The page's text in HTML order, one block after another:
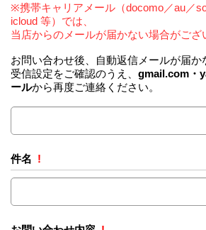
※携帯キャリアメール（docomo／au／
icloud 等）では、
当店からのメールが届かない場合がござ
お問い合わせ後、自動返信メールが届か
受信設定をご確認のうえ、 gmail.com・
ールから再度ご連絡ください。
件名 !